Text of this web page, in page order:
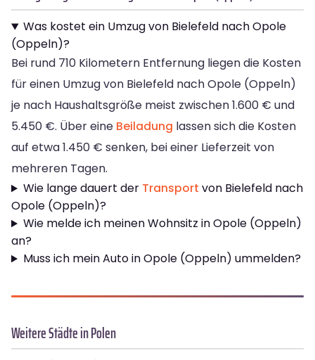
Was kostet ein Umzug von Bielefeld nach Opole
(Oppeln)?
Bei rund 710 Kilometern Entfernung liegen die Kosten
für einen Umzug von Bielefeld nach Opole (Oppeln)
je nach Haushaltsgröße meist zwischen 1.600 € und
5.450 €. Über eine Beiladung lassen sich die Kosten
auf etwa 1.450 € senken, bei einer Lieferzeit von
mehreren Tagen.
Wie lange dauert der Transport von Bielefeld nach
Opole (Oppeln)?
Wie melde ich meinen Wohnsitz in Opole (Oppeln)
an?
Muss ich mein Auto in Opole (Oppeln) ummelden?
Weitere Städte in Polen